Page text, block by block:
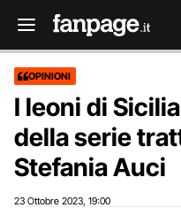
OPINIONI
I leoni di
della serie
Stefania Auci
23 Ottobre 2023 19:00